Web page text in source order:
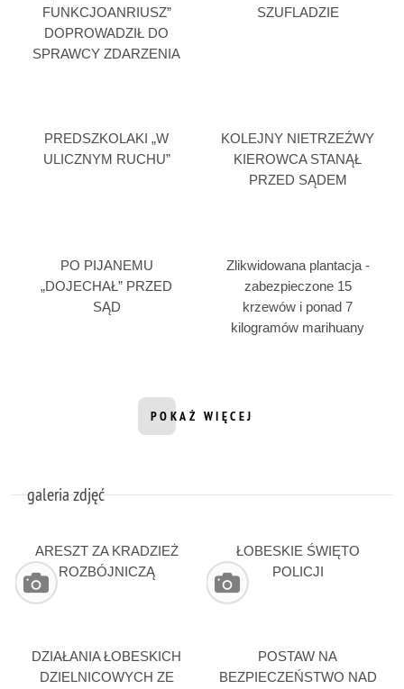
FUNKCJOANRIUSZ”
DOPROWADZIŁ DO
SPRAWCY ZDARZENIA
SZUFLADZIE
PREDSZKOLAKI „W
ULICZNYM RUCHU”
KOLEJNY NIETRZEŹWY
KIEROWCA STANĄŁ
PRZED SĄDEM
PO PIJANEMU
„DOJECHAŁ” PRZED
SĄD
Zlikwidowana plantacja -
zabezpieczone 15
krzewów i ponad 7
kilogramów marihuany
POKAŻ WIĘCEJ
INFORMACJI Z DZIAŁU WIDEO
galeria zdjęć
ARESZT ZA KRADZIEŻ
ROZBÓJNICZĄ
ŁOBESKIE ŚWIĘTO
POLICJI
DZIAŁANIA ŁOBESKICH
DZIELNICOWYCH ZE
POSTAW NA
BEZPIECZEŃSTWO NAD